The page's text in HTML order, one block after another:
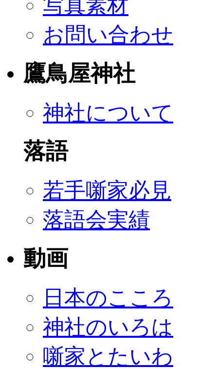
写真素材
お問い合わせ
鷹鳥屋神社
神社について
落語
若手噺家必見
落語会実績
動画
日本のこころ
神社のいろは
噺家とたいわ